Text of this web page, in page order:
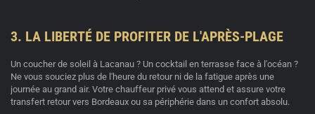
3. LA LIBERTÉ DE PROFITER DE L'APRÈS-PLAGE
Un coucher de soleil à Lacanau ? Un cocktail en terrasse face à l'océan ?
Ne vous souciez plus de l'heure du retour ni de la fatigue après une
journée au grand air. Votre chauffeur privé vous attend et assure votre
transfert retour vers Bordeaux ou sa périphérie dans un confort absolu.